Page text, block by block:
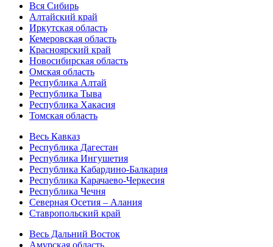
Вся Сибирь
Алтайский край
Иркутская область
Кемеровская область
Красноярский край
Новосибирская область
Омская область
Республика Алтай
Республика Тыва
Республика Хакасия
Томская область
Весь Кавказ
Республика Дагестан
Республика Ингушетия
Республика Кабардино-Балкария
Республика Карачаево-Черкесия
Республика Чечня
Северная Осетия – Алания
Ставропольский край
Весь Дальний Восток
Амурская область